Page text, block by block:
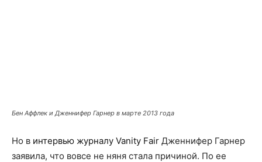
Бен Аффлек и Дженнифер Гарнер в марте 2013 года
Но в интервью журналу Vanity Fair Дженнифер Гарнер
заявила, что вовсе не няня стала причиной. По ее